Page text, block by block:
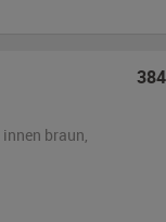
innen braun,
384